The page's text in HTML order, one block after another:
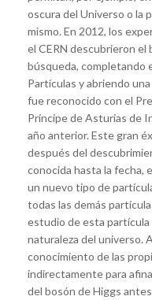
oscura del Universo o la
mismo. En 2012, los
el CERN descubrieron el
búsqueda, completando
Partículas y abriendo
fue reconocido con el
Príncipe de Asturias de
año anterior. Este gran
después del
conocida hasta la fecha,
un nuevo tipo de
todas las demás
estudio de esta partícula
naturaleza del universo.
conocimiento de las
indirectamente para
del bosón de Higgs